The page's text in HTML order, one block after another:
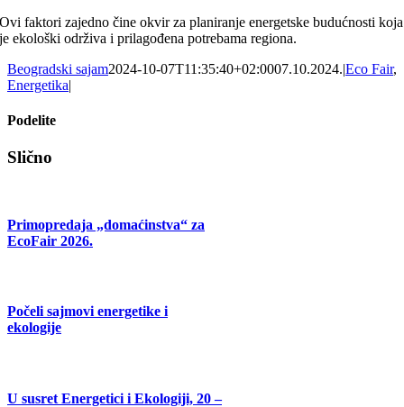
Ovi faktori zajedno čine okvir za planiranje energetske budućnosti koja
je ekološki održiva i prilagođena potrebama regiona.
Beogradski sajam2024-10-07T11:35:40+02:0007.10.2024.|Eco Fair,
Energetika|
Podelite
Facebook
X
Tumblr
Pinterest
Email
Slično
Primopredaja „domaćinstva“ za
EcoFair 2026.
Počeli sajmovi energetike i
ekologije
U susret Energetici i Ekologiji, 20 –